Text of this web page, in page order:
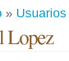
» Usuarios
Lopez